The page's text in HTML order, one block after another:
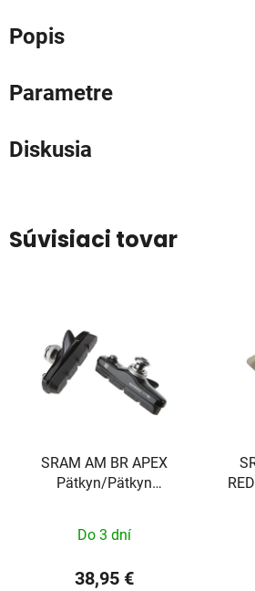
Popis
Parametre
Diskusia
Súvisiaci tovar
SRAM AM BR APEX
Pätkyn/Pätkyn
Do 3 dní
38,95 €